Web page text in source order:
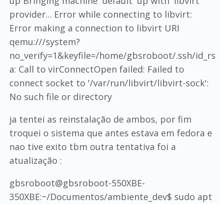
provider... Error while connecting to libvirt:
Error making a connection to libvirt URI
qemu:///system?
no_verify=1&keyfile=/home/gbsroboot/.ssh/id_rs
a: Call to virConnectOpen failed: Failed to
connect socket to '/var/run/libvirt/libvirt-sock':
No such file or directory
ja tentei as reinstalação de ambos, por fim
troquei o sistema que antes estava em fedora e
nao tive exito tbm outra tentativa foi a
atualização :
gbsroboot@gbsroboot-550XBE-
350XBE:~/Documentos/ambiente_dev$ sudo apt